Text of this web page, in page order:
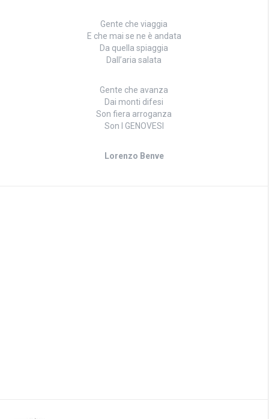
Gente che viaggia
E che mai se ne è andata
Da quella spiaggia
Dall’aria salata
Gente che avanza
Dai monti difesi
Son fiera arroganza
Son I GENOVESI
Lorenzo Benve